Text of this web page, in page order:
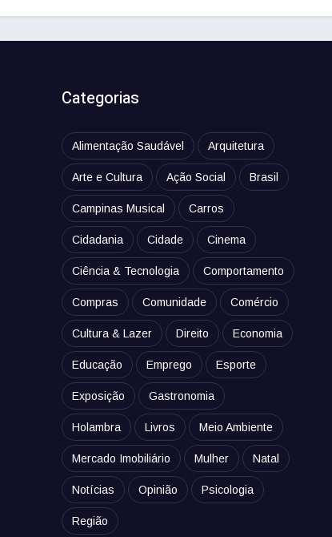
Categorias
Alimentação Saudável Arquitetura
Arte e Cultura Ação Social Brasil
Campinas Musical Carros
Cidadania Cidade Cinema
Ciência & Tecnologia Comportamento
Compras Comunidade Comércio
Cultura & Lazer Direito Economia
Educação Emprego Esporte
Exposição Gastronomia
Holambra Livros Meio Ambiente
Mercado Imobiliário Mulher Natal
Notícias Opinião Psicologia
Região